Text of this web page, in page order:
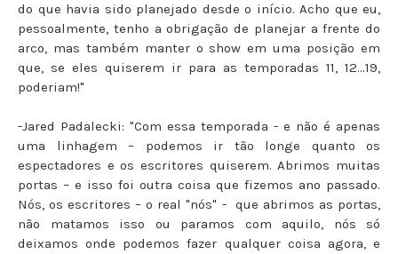
do que havia sido planejado desde o início. Acho que eu,
pessoalmente, tenho a obrigação de planejar a frente do
arco, mas também manter o show em uma posição em
que, se eles quiserem ir para as temporadas 11, 12...19,
poderiam!"
-Jared Padalecki: "Com essa temporada - e não é apenas
uma linhagem – podemos ir tão longe quanto os
espectadores e os escritores quiserem. Abrimos muitas
portas – e isso foi outra coisa que fizemos ano passado.
Nós, os escritores – o real "nós" - que abrimos as portas,
não matamos isso ou paramos com aquilo, nós só
deixamos onde podemos fazer qualquer coisa agora, e